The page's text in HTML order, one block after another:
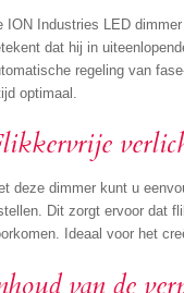
ION Industries LED
dat hij in
regeling van
optimaal.
deze dimmer kunt u
Dit zorgt ervoor dat
Ideaal voor het
van de